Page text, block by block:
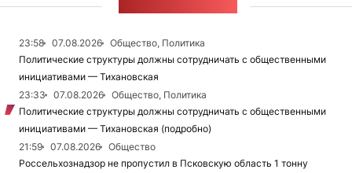
23:58 07.08.2026
Общество, Политика
Политические структуры должны сотрудничать с общественными
инициативами — Тихановская
23:33
07.08.2026
Общество, Политика
Политические структуры должны сотрудничать с общественными
инициативами — Тихановская (подробно)
21:59
07.08.2026
Общество
Россельхознадзор не пропустил в Псковскую область 1 тонну